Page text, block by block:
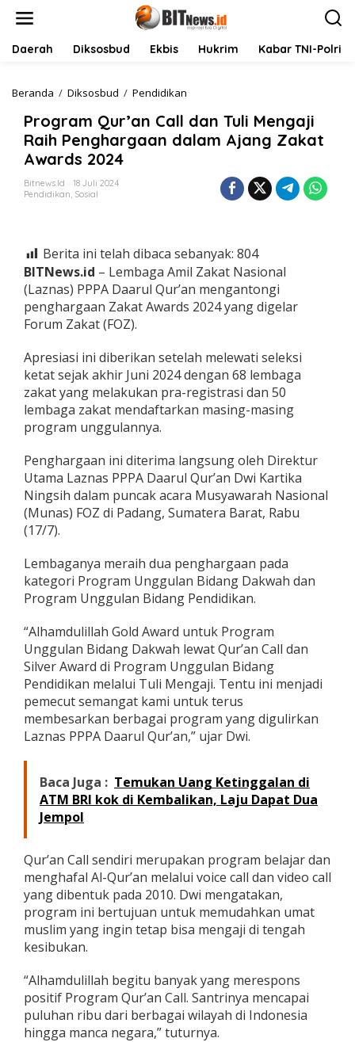
Daerah Diksosbud Ekbis Hukrim Kabar TNI-Polri
Beranda / Diksosbud / Pendidikan
o
g
r
a
n
C
a
l
n
T
u
l
n
g
a
i
i
h
P
e
g
h
a
r
g
a
a
n
a
m
n
g
Z
a
k
a
w
a
r
d
s
Program Qur’an Call dan Tuli Mengaji
Raih Penghargaan dalam Ajang Zakat
Awards 2024
Bitnews.id
18 Juli 2024
Pendidikan, Sosial
Berita ini telah dibaca sebanyak: 804
BITNews.id – Lembaga Amil Zakat Nasional
(Laznas) PPPA Daarul Qur’an mengantongi
penghargaan Zakat Awards 2024 yang digelar
Forum Zakat (FOZ).
Apresiasi ini diberikan setelah melewati seleksi
ketat sejak akhir Juni 2024 dengan 68 lembaga
zakat yang melakukan pra-registrasi dan 50
lembaga zakat mendaftarkan masing-masing
program unggulannya.
Penghargaan ini diterima langsung oleh Direktur
Utama Laznas PPPA Daarul Qur’an Dwi Kartika
Ningsih dalam puncak acara Musyawarah Nasional
(Munas) FOZ di Padang, Sumatera Barat, Rabu
(17/7).
Lembaganya meraih dua penghargaan pada
kategori Program Unggulan Bidang Dakwah dan
Program Unggulan Bidang Pendidikan.
“Alhamdulillah Gold Award untuk Program
Unggulan Bidang Dakwah lewat Qur’an Call dan
Silver Award di Program Unggulan Bidang
Pendidikan melalui Tuli Mengaji. Tentu ini menjadi
pemecut semangat kami untuk terus
membesarkan berbagai program yang digulirkan
Laznas PPPA Daarul Qur’an,” ujar Dwi.
Baca Juga : Temukan Uang Ketinggalan di
ATM BRI kok di Kembalikan, Laju Dapat Dua
Jempol
Qur’an Call sendiri merupakan program belajar dan
menghafal Al-Qur’an melalui voice call dan video call
yang dibentuk pada 2010. Dwi mengatakan,
program ini bertujuan untuk memudahkan umat
muslim yang ingin tetap bisa mengaji di tengah
kesibukan.
“Alhamdulillah begitu banyak yang merespons
positif Program Qur’an Call. Santrinya mencapai
puluhan ribu dari berbagai wilayah di Indonesia
hingga manca negara,” tuturnya.